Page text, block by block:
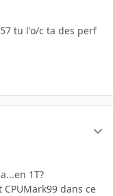
tu l'o/c ta des perf
1T?
dans ce